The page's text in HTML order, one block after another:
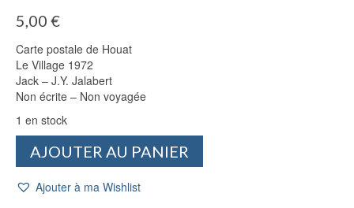
5,00 €
Carte postale de Houat
Le Village 1972
Jack – J.Y. Jalabert
Non écrite – Non voyagée
1 en stock
Houat
AJOUTER AU PANIER
Ajouter à ma Wishlist